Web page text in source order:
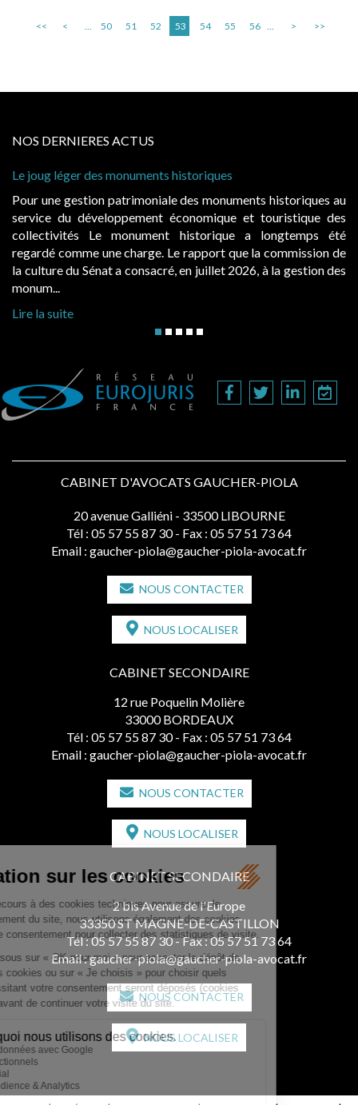
<< < ... 50 51 52 53 54 55 56 ... > >>
NOS DERNIERES ACTUS
léger des monuments historiques
gestion patrimoniale des monuments historiques au
du développement économique et touristique des
Le monument historique a longtemps été
comme une charge. Le rapport que la commission de
du Sénat a consacré, en juillet 2026, à la gestion des
suite
public,
CABINET D'AVOCATS GAUCHER-PIOLA
20 avenue Galliéni - 33500 LIBOURNE
Tél : 05 57 55 87 30 - Fax : 05 57 51 73 64
Email : gaucher-piola@gaucher-piola-avocat.fr
NOUS CONTACTER
NOUS LOCALISER
CABINET SECONDAIRE
12 rue Poquelin Molière
33000 BORDEAUX
Tél : 05 57 55 87 30 - Fax : 05 57 51 73 64
Email : gaucher-piola@gaucher-piola-avocat.fr
NOUS CONTACTER
NOUS LOCALISER
CABINET SECONDAIRE
2 bis Avenue de l'Europe
33350 ST MAGNE-DE-CASTILLON
Tél :05 57 55 87 30- Fax : 05 57 51 73 64
Email :gaucher-piola@gaucher-piola-avocat.fr
NOUS CONTACTER
NOUS LOCALISER